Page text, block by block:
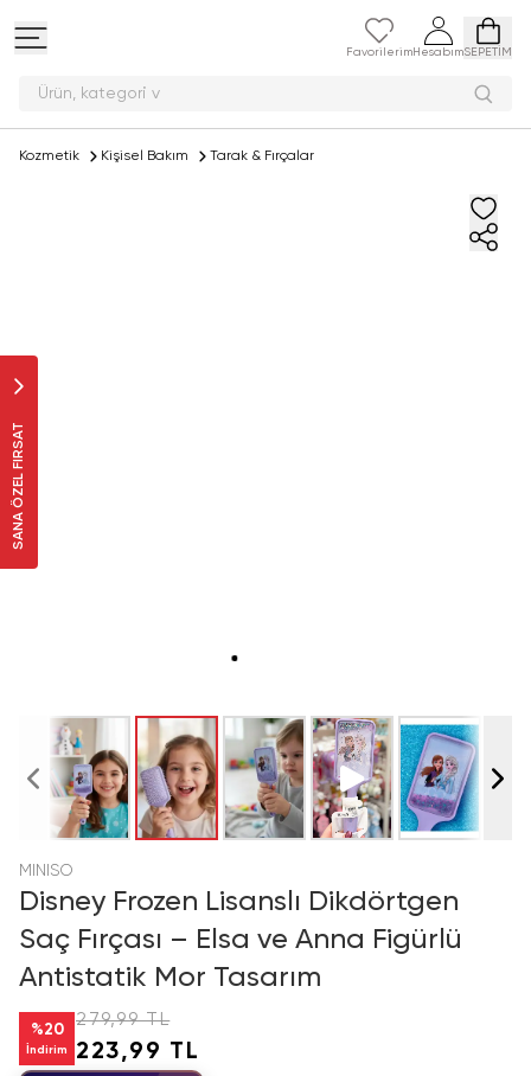
Favorilerim HesabımSEPETİM
Ürün, kat
SANA ÖZEL FIRSAT
Kozmetik Kişisel Bakım Tarak & Fırçalar
MINISO
Disney Frozen Lisanslı Dikdörtgen
Saç Fırçası – Elsa ve Anna Figürlü
Antistatik Mor Tasarım
%20
İndirim
279,99 TL
223,99 TL